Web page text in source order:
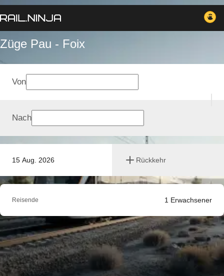
Züge Pau - Foix
15 Aug. 2026 Rückkehr
Von
Nach
Reisende 1 Erwachsener